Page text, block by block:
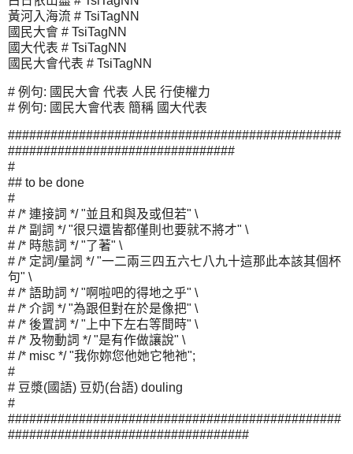
黃河入海流 # TsiTagNN
國民大會 # TsiTagNN
國大代表 # TsiTagNN
國民大會代表 # TsiTagNN
# 例句: 國民大會 代表 人民 行使權力
# 例句: 國民大會代表 簡稱 國大代表
###############################################
################################
#
## to be done
#
# /* 連接詞 */ "並且和與及或但若" \
# /* 副詞 */ "很只還皆都僅則也要就不將才" \
# /* 時態詞 */ "了著" \
# /* 定詞/量詞 */ "一二兩三四五六七八九十這那此本該其個杯
句" \
# /* 語助詞 */ "啊啦吧的得地之乎" \
# /* 介詞 */ "為跟但對在於是像把" \
# /* 後置詞 */ "上中下左右等間時" \
# /* 及物動詞 */ "是有作做讓說" \
# /* misc */ "我你妳您他她它牠祂";
#
# 豆漿(國語) 豆奶(台語) douling
#
###############################################
##################################